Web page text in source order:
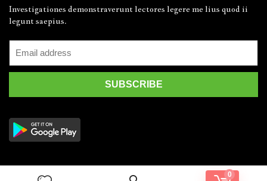
0
Investigationes demonstraverunt lectores legere me lius quod ii
legunt saepius.